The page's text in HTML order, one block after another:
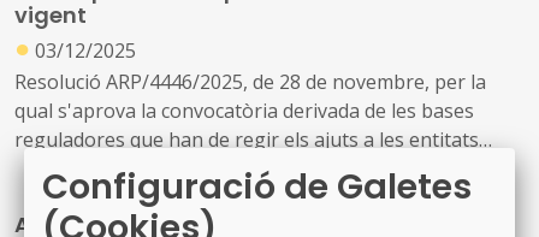
vigent
● 03/12/2025
Resolució ARP/4446/2025, de 28 de novembre, per la
qual s'aprova la convocatòria derivada de les bases
reguladores que han de regir els ajuts a les entitats
locals per a la redacció del plànol de delimitació o del Pla
de prevenció d'incendis forestals
Aprovació de la Directriu bàsica de Protecció
Configuració de Galetes
(Cookies)